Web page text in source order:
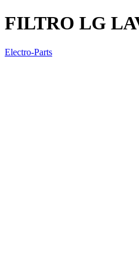
FILTRO LG
Electro-Parts